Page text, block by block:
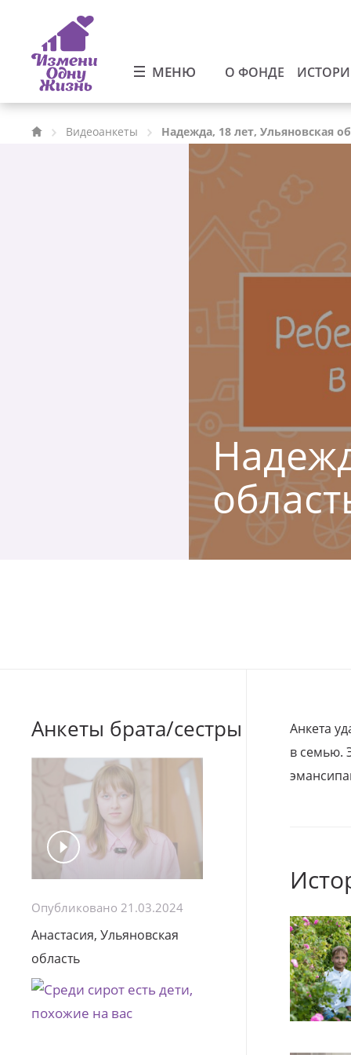
МЕНЮ О ФОНДЕ
Видеоанкеты Надежда, 18 лет, Ульяновская
Анкеты брата/сестры
Опубликовано 21.03.2024
Анастасия, Ульяновская
область
Анкета
в семью.